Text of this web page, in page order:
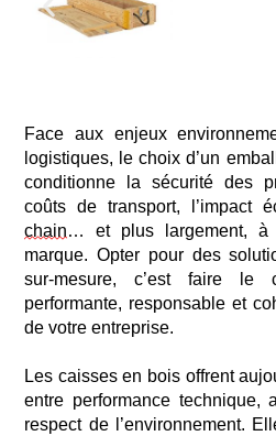
Face aux enjeux
logistiques, le choix d’un
conditionne la sécurité des
coûts de transport, l’impact
chain…etplus largement, à
marque. Opter pour des
sur-mesure, c’est faire le
performante, responsable et
de votre entreprise.
Les caisses en bois offrent
entre performance technique,
respect de l’environnement.